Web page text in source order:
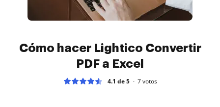
Cómo hacer Lightico Convertir
PDF a Excel
4.1 de 5 7votos